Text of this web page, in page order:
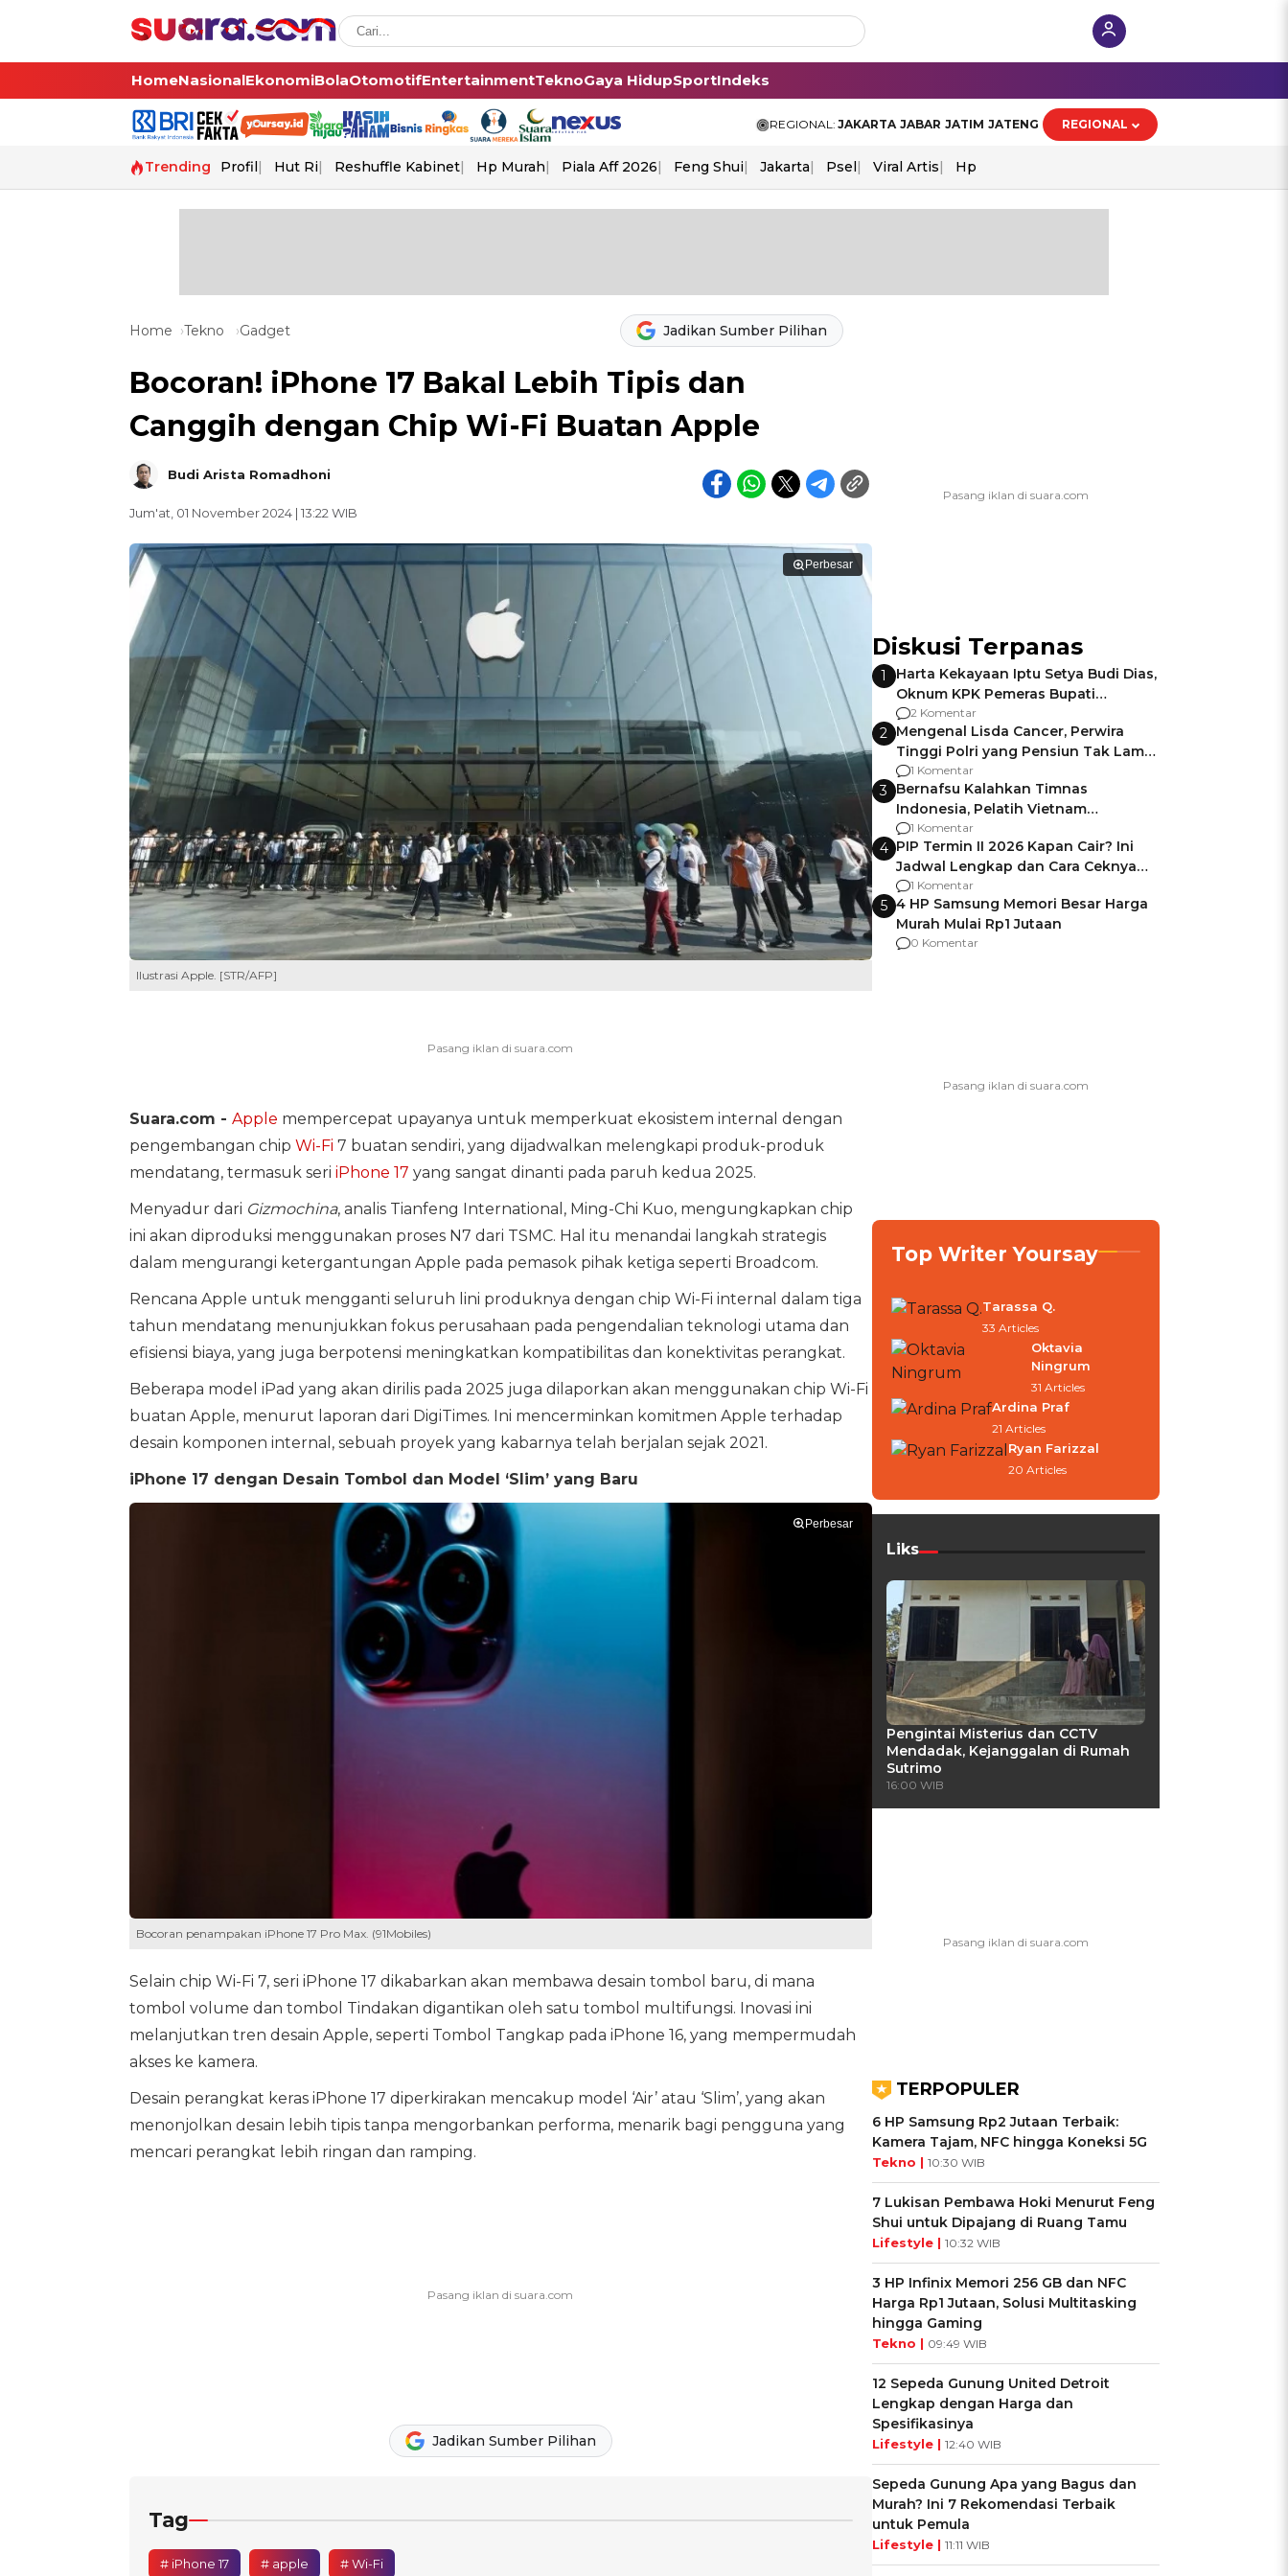
HomeNasionalEkonomiBolaOtomotifEntertainmentTeknoGaya HidupSportIndeks
REGIONAL: JAKARTA JABAR JATIM JATENG REGIONAL
Trending Profil Hut Ri Reshuffle Kabinet Hp Murah Piala Aff 2026 Feng Shui Jakarta Psel Viral Artis Hp
Home Tekno Gadget Jadikan Sumber Pilihan
Bocoran! iPhone 17 Bakal Lebih Tipis dan
Canggih dengan Chip Wi-Fi Buatan Apple
Budi Arista Romadhoni
Jum'at, 01 November 2024 | 13:22 WIB
Perbesar
Ilustrasi Apple. [STR/AFP]
Suara.com - Apple mempercepat upayanya untuk memperkuat ekosistem internal dengan
pengembangan chip Wi-Fi 7 buatan sendiri, yang dijadwalkan melengkapi produk-produk
mendatang, termasuk seri iPhone 17 yang sangat dinanti pada paruh kedua 2025.
Menyadur dari Gizmochina, analis Tianfeng International, Ming-Chi Kuo, mengungkapkan chip
ini akan diproduksi menggunakan proses N7 dari TSMC. Hal itu menandai langkah strategis
dalam mengurangi ketergantungan Apple pada pemasok pihak ketiga seperti Broadcom.
Rencana Apple untuk mengganti seluruh lini produknya dengan chip Wi-Fi internal dalam tiga
tahun mendatang menunjukkan fokus perusahaan pada pengendalian teknologi utama dan
efisiensi biaya, yang juga berpotensi meningkatkan kompatibilitas dan konektivitas perangkat.
Beberapa model iPad yang akan dirilis pada 2025 juga dilaporkan akan menggunakan chip Wi-Fi
buatan Apple, menurut laporan dari DigiTimes. Ini mencerminkan komitmen Apple terhadap
desain komponen internal, sebuah proyek yang kabarnya telah berjalan sejak 2021.
iPhone 17 dengan Desain Tombol dan Model ‘Slim’ yang Baru
Perbesar
Bocoran penampakan iPhone 17 Pro Max. (91Mobiles)
Selain chip Wi-Fi 7, seri iPhone 17 dikabarkan akan membawa desain tombol baru, di mana
tombol volume dan tombol Tindakan digantikan oleh satu tombol multifungsi. Inovasi ini
melanjutkan tren desain Apple, seperti Tombol Tangkap pada iPhone 16, yang mempermudah
akses ke kamera.
Desain perangkat keras iPhone 17 diperkirakan mencakup model ‘Air’ atau ‘Slim’, yang akan
menonjolkan desain lebih tipis tanpa mengorbankan performa, menarik bagi pengguna yang
mencari perangkat lebih ringan dan ramping.
Jadikan Sumber Pilihan
Tag
# iPhone 17 # apple # Wi-Fi
Diskusi Terpanas
1
Harta Kekayaan Iptu Setya Budi Dias,
Oknum KPK Pemeras Bupati
Pemalang
2 Komentar
2 Mengenal Lisda Cancer, Perwira
Tinggi Polri yang Pensiun Tak Lama
Usai Jadi Brigjen
1 Komentar
3 Bernafsu Kalahkan Timnas
Indonesia, Pelatih Vietnam
Berencana Pakai Jimat di Pakansari
1 Komentar
4 PIP Termin II 2026 Kapan Cair? Ini
Jadwal Lengkap dan Cara Ceknya
agar Dana Tidak Hangus!
1 Komentar
5 4 HP Samsung Memori Besar Harga
Murah Mulai Rp1 Jutaan
0 Komentar
Top Writer Yoursay
Tarassa Q.
33 Articles
Oktavia
Ningrum
31 Articles
Ardina Praf
21 Articles
Ryan Farizzal
20 Articles
Liks
Pengintai Misterius dan CCTV
Mendadak, Kejanggalan di Rumah
Sutrimo
16:00 WIB
TERPOPULER
6 HP Samsung Rp2 Jutaan Terbaik:
Kamera Tajam, NFC hingga Koneksi 5G
Tekno | 10:30 WIB
7 Lukisan Pembawa Hoki Menurut Feng
Shui untuk Dipajang di Ruang Tamu
Lifestyle | 10:32 WIB
3 HP Infinix Memori 256 GB dan NFC
Harga Rp1 Jutaan, Solusi Multitasking
hingga Gaming
Tekno | 09:49 WIB
12 Sepeda Gunung United Detroit
Lengkap dengan Harga dan
Spesifikasinya
Lifestyle | 12:40 WIB
Sepeda Gunung Apa yang Bagus dan
Murah? Ini 7 Rekomendasi Terbaik
untuk Pemula
Lifestyle | 11:11 WIB